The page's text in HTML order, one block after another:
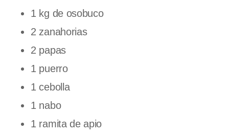
1 kg de osobuco
2 zanahorias
2 papas
1 puerro
1 cebolla
1 nabo
1 ramita de apio